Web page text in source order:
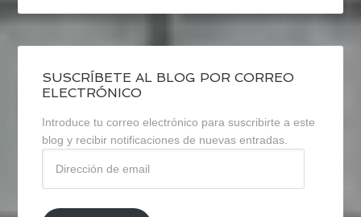
SUSCRÍBETE AL BLOG POR CORREO
ELECTRÓNICO
Introduce tu correo electrónico para suscribirte a este
blog y recibir notificaciones de nuevas entradas.
email